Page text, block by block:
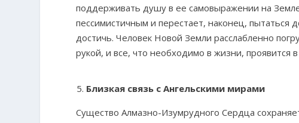
поддерживать душу в ее самовыражении на
пессимистичным и перестает, наконец, пытаться
достичь. Человек Новой Земли расслабленно
рукой, и все, что необходимо в жизни, проявится
Близкая связь с Ангельскими мирами
Существо Алмазно-Изумрудного Сердца